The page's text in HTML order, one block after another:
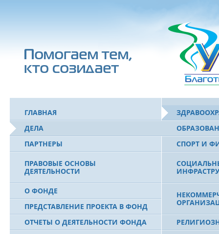
ГЛАВНАЯ
ДЕЛА
ПАРТНЕРЫ
ПРАВОВЫЕ ОСНОВЫ
ДЕЯТЕЛЬНОСТИ
О ФОНДЕ
ПРЕДСТАВЛЕНИЕ ПРОЕКТА В ФОНД
ОТЧЕТЫ О ДЕЯТЕЛЬНОСТИ ФОНДА
СПОРТ И